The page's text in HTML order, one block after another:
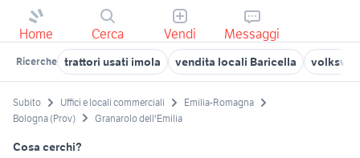
Home Cerca Vendi Messaggi
Ricerche trattori usati imola vendita locali Baricella
Subito Uffici e locali commerciali
Emilia-Romagna
Bologna (Prov)
Granarolo dell'Emilia
Cosa cerchi?